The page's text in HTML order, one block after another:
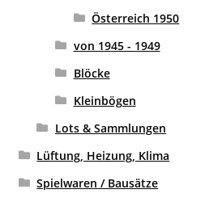
Österreich 1950
von 1945 - 1949
Blöcke
Kleinbögen
Lots & Sammlungen
Lüftung, Heizung, Klima
Spielwaren / Bausätze